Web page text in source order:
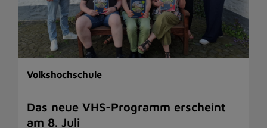
Volkshochschule
Das neue VHS-Programm erscheint
am 8. Juli